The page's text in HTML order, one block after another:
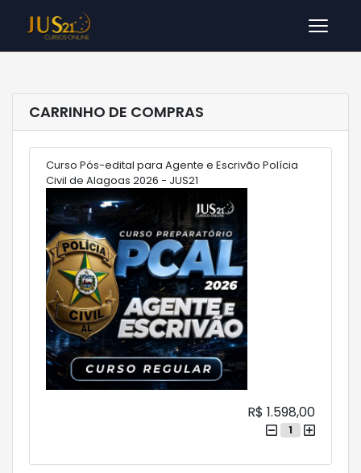
CARRINHO DE COMPRAS
Curso Pós-edital para Agente e Escrivão Polícia
Civil de Alagoas 2026 - JUS21
R$ 1.598,00
1